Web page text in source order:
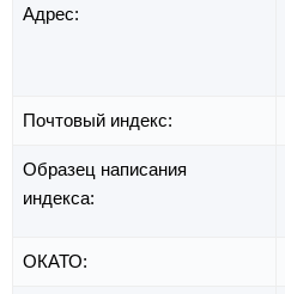
Адрес:
Почтовый индекс:
Образец написания
индекса:
ОКАТО: